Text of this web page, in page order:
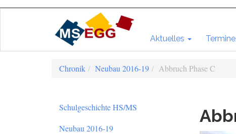
Aktuelles
Chronik Neubau 2016-19 Abbruch Phase C
Schulgeschichte HS/MS
Neubau 2016-19